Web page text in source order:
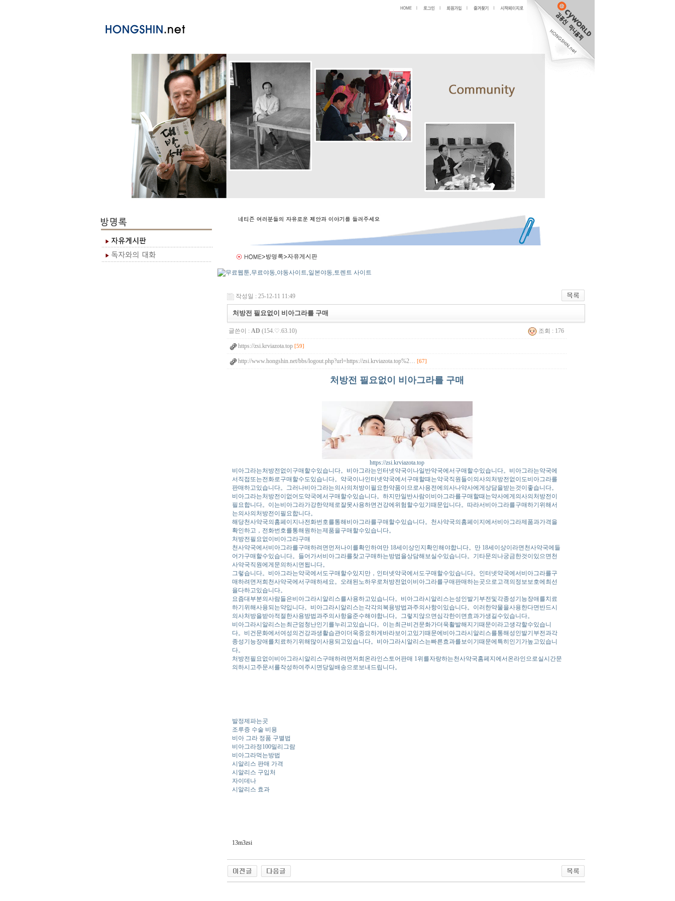
작성일 : 25-12-11 11:49
처방전 필요없이 비아그라를 구매
글쓴이 : AD (154.♡.63.10) 조회 : 176
https://zsi.krviazota.top [59]
http://www.hongshin.net/bbs/logout.php?url=https://zsi.krviazota.top%2… [67]
처방전 필요없이 비아그라를 구매
https://zsi.krviazota.top
비아그라는처방전없이구매할수있습니다。비아그라는인터넷약국이나일반약국에서구매할수있습니다。비아그라는약국에
서직접또는전화로구매할수도있습니다。약국이나인터넷약국에서구매할때는약국직원들이의사의처방전없이도비아그라를
판매하고있습니다。그러나비아그라는의사의처방이필요한약품이므로사용전에의사나약사에게상담을받는것이좋습니다。
비아그라는처방전이없어도약국에서구매할수있습니다。하지만일반사람이비아그라를구매할때는약사에게의사의처방전이
필요합니다。이는비아그라가강한약제로잘못사용하면건강에위험할수있기때문입니다。따라서비아그라를구매하기위해서
는의사의처방전이필요합니다。
해당천사약국의홈페이지나전화번호를통해비아그라를구매할수있습니다。천사약국의홈페이지에서비아그라제품과가격을
확인하고，전화번호를통해원하는제품을구매할수있습니다。
처방전필요없이비아그라구매
천사약국에서비아그라를구매하려면먼저나이를확인하여만 18세이상인지확인해야합니다。만 18세이상이라면천사약국에들
어가구매할수있습니다。들어가서비아그라를찾고구매하는방법을상담해보실수있습니다。기타문의나궁금한것이있으면천
사약국직원에게문의하시면됩니다。
그렇습니다。비아그라는약국에서도구매할수있지만，인터넷약국에서도구매할수있습니다。인터넷약국에서비아그라를구
매하려면저희천사약국에서구매하세요。오래된노하우로처방전없이비아그라를구매판매하는곳으로고객의정보보호에최선
을다하고있습니다。
요즘대부분의사람들은비아그라시알리스를사용하고있습니다。비아그라시알리스는성인발기부전및각종성기능장애를치료
하기위해사용되는약입니다。비아그라시알리스는각각의복용방법과주의사항이있습니다。이러한약물을사용한다면반드시
의사처방을받아적절한사용방법과주의사항을준수해야합니다。그렇지않으면심각한이면효과가생길수있습니다。
비아그라시알리스는최근엄청난인기를누리고있습니다。이는최근비건문화가더욱활발해지기때문이라고생각할수있습니
다。비건문화에서여성의건강과생활습관이더욱중요하게바라보이고있기때문에비아그라시알리스를통해성인발기부전과각
종성기능장애를치료하기위해많이사용되고있습니다。비아그라시알리스는빠른효과를보이기때문에특히인기가높고있습니
다。
처방전필요없이비아그라시알리스구매하려면저희온라인스토어판매 1위를자랑하는천사약국홈페지에서온라인으로실시간문
의하시고주문서를작성하여주시면당일배송으로보내드립니다。
발정제파는곳
조루증 수술 비용
비아 그라 정품 구별법
비아그라정100밀리그람
비아그라먹는방법
시알리스 판매 가격
시알리스 구입처
자이데나
시알리스 효과
13m3zsi